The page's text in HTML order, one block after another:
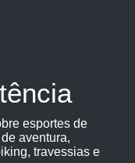
esportes de
aventura,
travessias e